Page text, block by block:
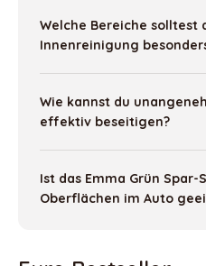
Welche Bereiche solltest
Innenreinigung
Wie kannst du
effektiv beseitigen?
Ist das Emma Grün
Oberflächen im Auto